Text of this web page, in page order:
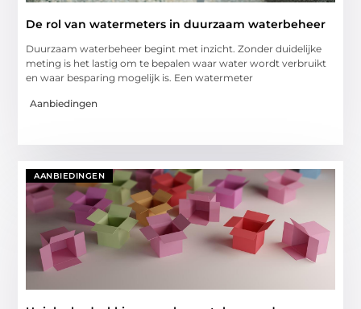
De rol van watermeters in duurzaam waterbeheer
Duurzaam waterbeheer begint met inzicht. Zonder duidelijke
meting is het lastig om te bepalen waar water wordt verbruikt
en waar besparing mogelijk is. Een watermeter
Aanbiedingen
AANBIEDINGEN